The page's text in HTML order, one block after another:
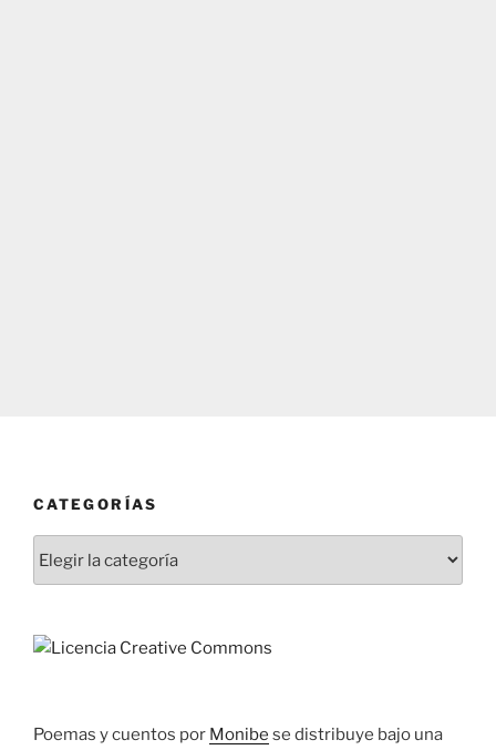
CATEGORÍAS
Poemas y cuentos por Monibe se distribuye bajo una